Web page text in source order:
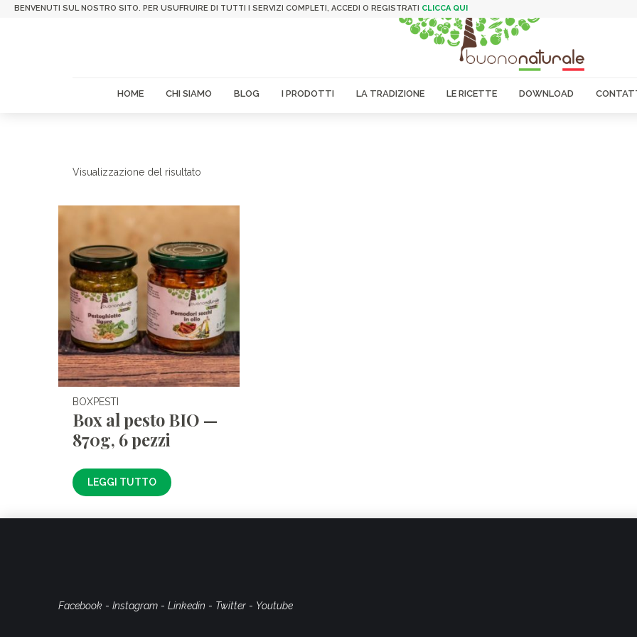
BENVENUTI SUL NOSTRO SITO. PER USUFRUIRE DI TUTTI I SERVIZI COMPLETI, ACCEDI O REGISTRATI CLICCA QUI
HOME CHI SIAMO BLOG I PRODOTTI LA TRADIZIONE LE RICETTE DOWNLOAD
Visualizzazione del risultato
BOXPESTI
Box al pesto BIO —
870g, 6 pezzi
LEGGI TUTTO
Facebook - Instagram - Linkedin - Twitter - Youtube